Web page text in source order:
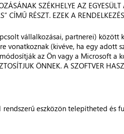
SZÉKHELYE AZ
CÍMŰ RÉSZT. EZEK A
vállalkozásai, partnerei)
vonatkoznak (kivéve, ha egy
az Ön vagy a Microsoft
ÖNNEK. A SZOFTVER
eszközön telepítheted